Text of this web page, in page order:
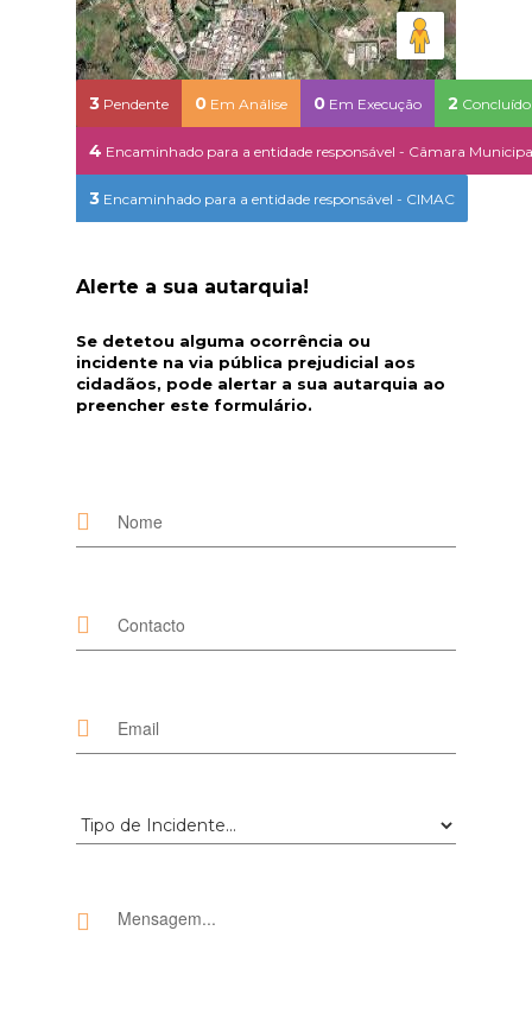
3 Pendente 0 Em Análise 0 Em Execução 2 Concluído
4 Encaminhado para a entidade responsável - Câmara
3 Encaminhado para a entidade responsável - CIMAC
Alerte a sua autarquia!
Se detetou alguma ocorrência ou
incidente na via pública prejudicial aos
cidadãos, pode alertar a sua autarquia ao
preencher este formulário.